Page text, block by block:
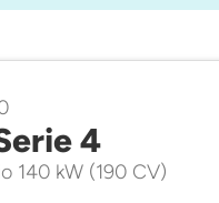
4
140 kW (190 CV)